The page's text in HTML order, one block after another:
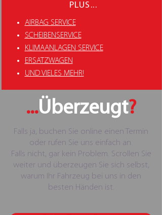
PLUS...
AIRBAG SERVICE
SCHEIBENSERVICE
KLIMAANLAGEN SERVICE
ERSATZWAGEN
UND VIELES MEHR!
...Überzeugt?
Falls ja, buchen Sie online einen Termin
oder rufen Sie uns einfach an.
Falls nicht, gar kein Problem. Scrollen Sie
weiter und überzeugen Sie sich selbst,
warum Ihr Fahrzeug bei uns in den
besten Händen ist.